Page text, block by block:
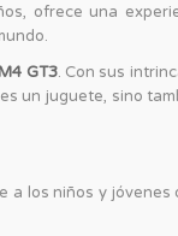
ofrece una
GT3. Con sus
un juguete, sino
a los niños y